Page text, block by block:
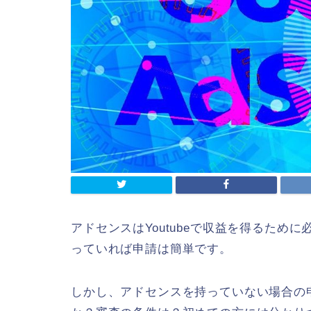
アドセンスはYoutubeで収益を得るために
っていれば申請は簡単です。
しかし、アドセンスを持っていない場合